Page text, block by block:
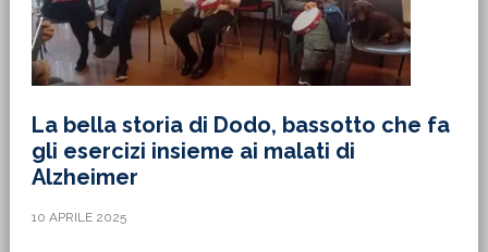
La bella storia di Dodo, bassotto che fa
gli esercizi insieme ai malati di
Alzheimer
10 APRILE 2025